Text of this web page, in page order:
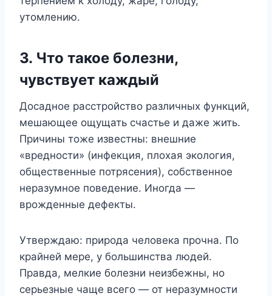
утомлению.
3. Что такое болезни,
чувствует каждый
Досадное расстройство различных функций,
мешающее ощущать счастье и даже жить.
Причины тоже известны: внешние
«вредности» (инфекция, плохая экология,
общественные потрясения), собственное
неразумное поведение. Иногда —
врожденные дефекты.
Утверждаю: природа человека прочна. По
крайней мере, у большинства людей.
Правда, мелкие болезни неизбежны, но
серьезные чаще всего — от неразумности